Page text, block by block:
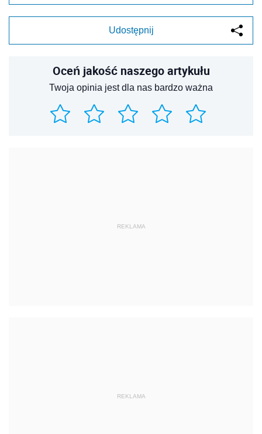
Udostępnij
Oceń jakość naszego artykułu
Twoja opinia jest dla nas bardzo ważna
REKLAMA
REKLAMA